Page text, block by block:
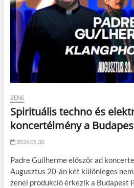
ZENE
Spirituális techno és
koncertélmény a
2026.06.30.
Padre Guilherme először ad
Augusztus 20-án két különleges
zenei produkció érkezik a Budapest